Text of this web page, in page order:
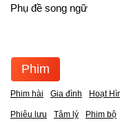
Phụ đề song ngữ
Phim
Phim hài Gia đình Hoạt
Phiêu lưu Tâm lý Phim bộ